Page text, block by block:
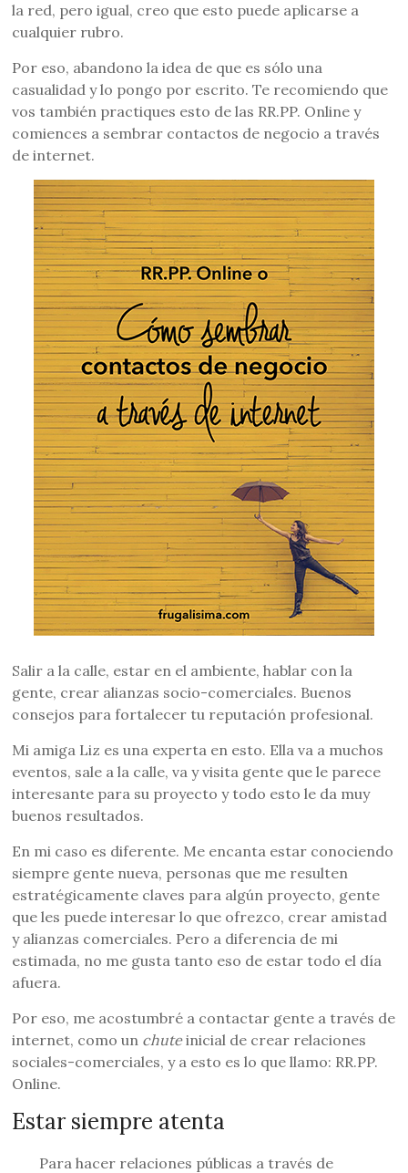
la red, pero igual, creo que esto puede aplicarse a
cualquier rubro.
Por eso, abandono la idea de que es sólo una
casualidad y lo pongo por escrito. Te recomiendo que
vos también practiques esto de las RR.PP. Online y
comiences a sembrar contactos de negocio a través
de internet.
Salir a la calle, estar en el ambiente, hablar con la
gente, crear alianzas socio-comerciales. Buenos
consejos para fortalecer tu reputación profesional.
Mi amiga Liz es una experta en esto. Ella va a muchos
eventos, sale a la calle, va y visita gente que le parece
interesante para su proyecto y todo esto le da muy
buenos resultados.
En mi caso es diferente. Me encanta estar conociendo
siempre gente nueva, personas que me resulten
estratégicamente claves para algún proyecto, gente
que les puede interesar lo que ofrezco, crear amistad
y alianzas comerciales. Pero a diferencia de mi
estimada, no me gusta tanto eso de estar todo el día
afuera.
Por eso, me acostumbré a contactar gente a través de
internet, como un chuteinicial de crear relaciones
sociales-comerciales, y a esto es lo que llamo: RR.PP.
Online.
Estar siempre atenta
Para hacer relaciones públicas a través de